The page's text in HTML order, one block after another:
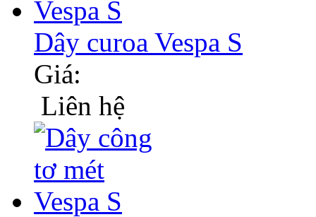
Dây curoa Vespa S
Giá:
Liên hệ